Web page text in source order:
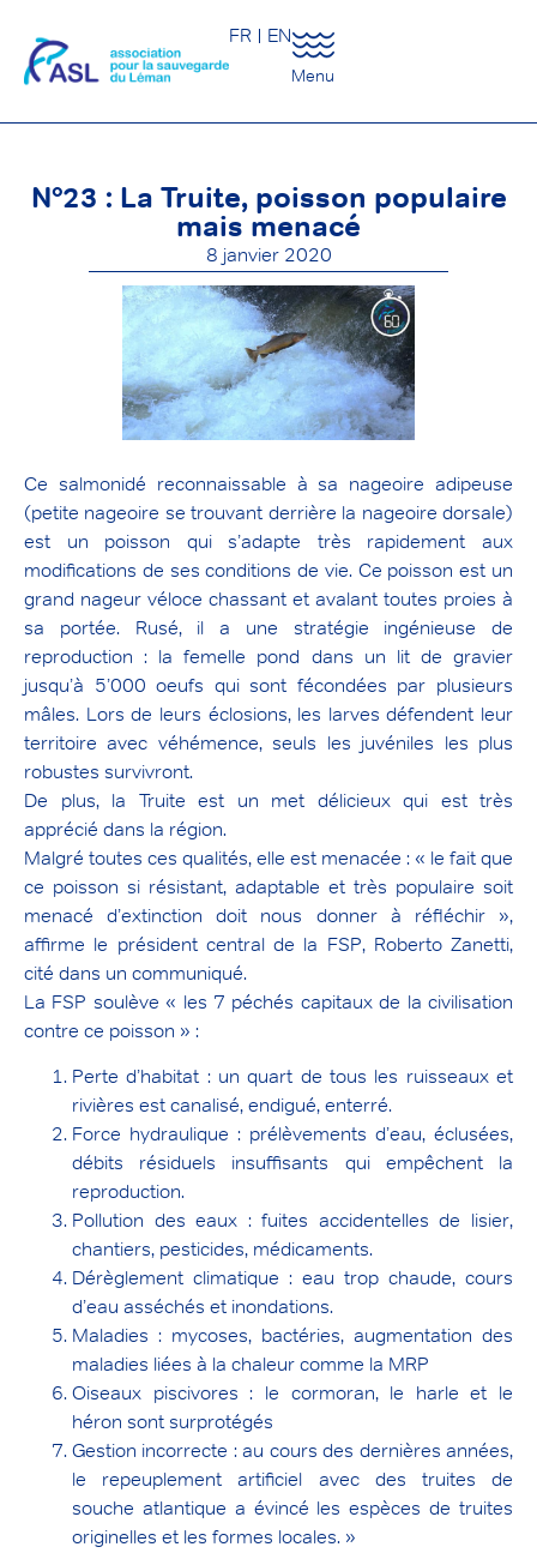
FR EN
Menu
N°23 : La Truite, poisson populaire
mais menacé
8 janvier 2020
Ce salmonidé reconnaissable à sa nageoire adipeuse
(petite nageoire se trouvant derrière la nageoire dorsale)
est un poisson qui s’adapte très rapidement aux
modifications de ses conditions de vie. Ce poisson est un
grand nageur véloce chassant et avalant toutes proies à
sa portée. Rusé, il a une stratégie ingénieuse de
reproduction : la femelle pond dans un lit de gravier
jusqu’à 5’000 oeufs qui sont fécondées par plusieurs
mâles. Lors de leurs éclosions, les larves défendent leur
territoire avec véhémence, seuls les juvéniles les plus
robustes survivront.
De plus, la Truite est un met délicieux qui est très
apprécié dans la région.
Malgré toutes ces qualités, elle est menacée : « le fait que
ce poisson si résistant, adaptable et très populaire soit
menacé d’extinction doit nous donner à réfléchir »,
affirme le président central de la FSP, Roberto Zanetti,
cité dans un communiqué.
La FSP soulève « les 7 péchés capitaux de la civilisation
contre ce poisson » :
Perte d’habitat : un quart de tous les ruisseaux et
rivières est canalisé, endigué, enterré.
Force hydraulique : prélèvements d’eau, éclusées,
débits résiduels insuffisants qui empêchent la
reproduction.
Pollution des eaux : fuites accidentelles de lisier,
chantiers, pesticides, médicaments.
Dérèglement climatique : eau trop chaude, cours
d’eau asséchés et inondations.
Maladies : mycoses, bactéries, augmentation des
maladies liées à la chaleur comme la MRP
Oiseaux piscivores : le cormoran, le harle et le
héron sont surprotégés
Gestion incorrecte : au cours des dernières années,
le repeuplement artificiel avec des truites de
souche atlantique a évincé les espèces de truites
originelles et les formes locales. »